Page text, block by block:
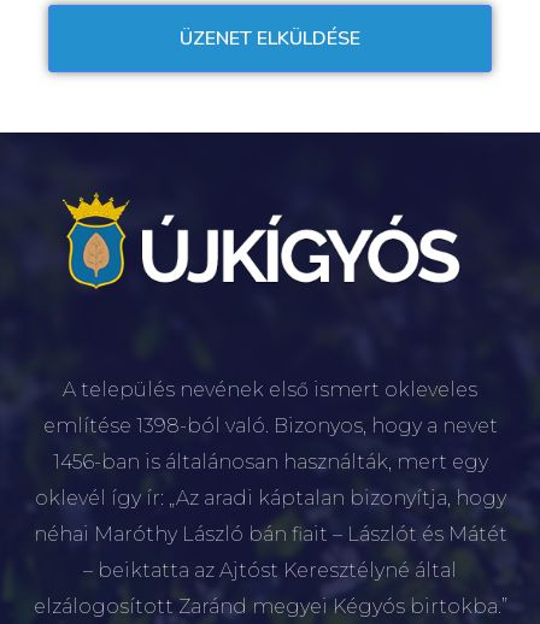
A település nevének első ismert okleveles
említése 1398-ból való. Bizonyos, hogy a nevet
1456-ban is általánosan használták, mert egy
oklevél így ír: „Az aradi káptalan bizonyítja, hogy
néhai Maróthy László bán fiait – Lászlót és Mátét
– beiktatta az Ajtóst Keresztélyné által
elzálogosított Zaránd megyei Kégyós birtokba.”